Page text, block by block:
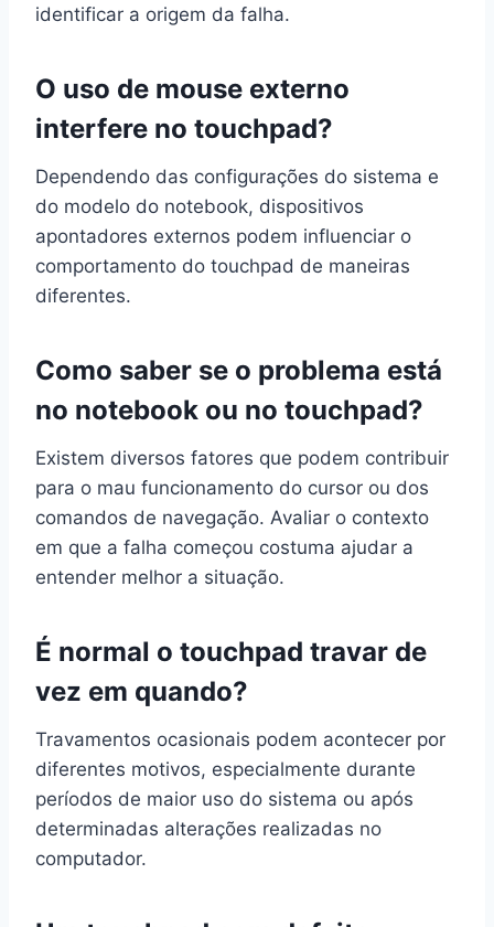
identificar a origem da falha.
O uso de mouse externo
interfere no touchpad?
Dependendo das configurações do sistema e
do modelo do notebook, dispositivos
apontadores externos podem influenciar o
comportamento do touchpad de maneiras
diferentes.
Como saber se o problema está
no notebook ou no touchpad?
Existem diversos fatores que podem contribuir
para o mau funcionamento do cursor ou dos
comandos de navegação. Avaliar o contexto
em que a falha começou costuma ajudar a
entender melhor a situação.
É normal o touchpad travar de
vez em quando?
Travamentos ocasionais podem acontecer por
diferentes motivos, especialmente durante
períodos de maior uso do sistema ou após
determinadas alterações realizadas no
computador.